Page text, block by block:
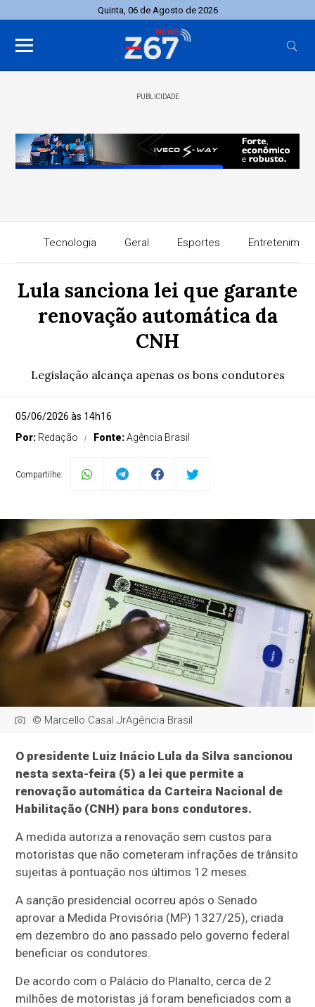
Quinta, 06 de Agosto de 2026
PUBLICIDADE
Tecnologia Geral Esportes
Lula sanciona lei que garante
renovação automática da
CNH
Legislação alcança apenas os bons condutores
05/06/2026 às 14h16
Por: Redação Fonte:Agência Brasil
Compartilhe:
© Marcello Casal JrAgência Brasil
O presidente Luiz Inácio Lula da Silva sancionou
nesta sexta-feira (5) a lei que permite a
renovação automática da Carteira Nacional de
Habilitação (CNH) para bons condutores.
A medida autoriza a renovação sem custos para
motoristas que não cometeram infrações de trânsito
sujeitas à pontuação nos últimos 12 meses.
A sanção presidencial ocorreu após o Senado
aprovar a Medida Provisória (MP) 1327/25), criada
em dezembro do ano passado pelo governo federal
beneficiar os condutores.
De acordo com o Palácio do Planalto, cerca de 2
milhões de motoristas já foram beneficiados com a